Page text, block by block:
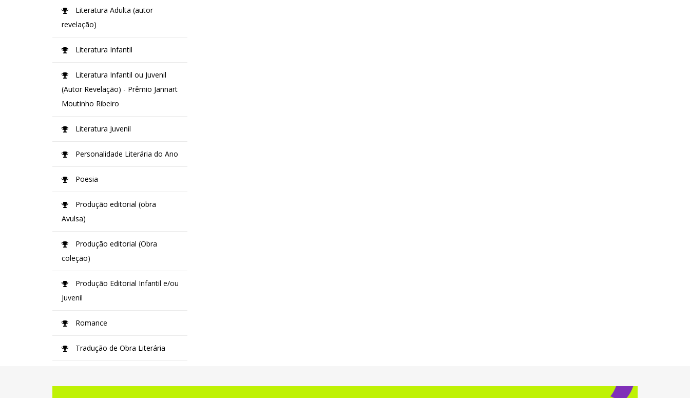
Literatura Adulta (autor
revelação)
Literatura Infantil
Literatura Infantil ou Juvenil
(Autor Revelação) - Prêmio Jannart
Moutinho Ribeiro
Literatura Juvenil
Personalidade Literária do Ano
Poesia
Produção editorial (obra
Avulsa)
Produção editorial (Obra
coleção)
Produção Editorial Infantil e/ou
Juvenil
Romance
Tradução de Obra Literária